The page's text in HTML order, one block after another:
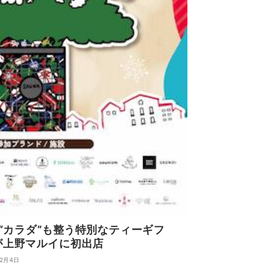
カラダ”も整う特別なティーギフ
上野マルイに初出店
月4日